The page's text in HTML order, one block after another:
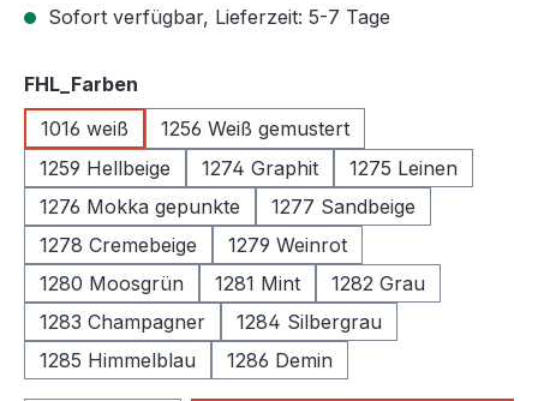
Sofort verfügbar, Lieferzeit: 5-7 Tage
FHL_Farben
1016 weiß
1256 Weiß gemustert
1259 Hellbeige
1274 Graphit
1275 Leinen
1276 Mokka gepunkte
1277 Sandbeige
1278 Cremebeige
1279 Weinrot
1280 Moosgrün
1281 Mint
1282 Grau
1283 Champagner
1284 Silbergrau
1285 Himmelblau
1286 Demin